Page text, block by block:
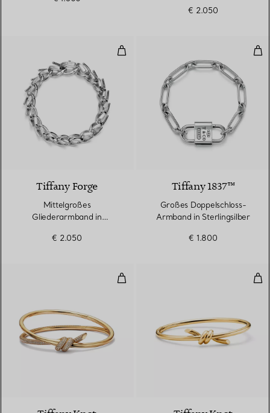
€ 2.050
Mittelgroßes Gliederarmband in
Tiffany Forge
Mittelgroßes
Gliederarmband in
Sterlingsilber
€ 2.050
Tiffany 1837™
Großes Doppelschloss-
Armband in Sterlingsilber
€ 1.800
Zweireihiger, aufklappbarer